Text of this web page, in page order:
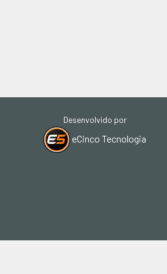
Desenvolvido por
eCinco Tecnologia